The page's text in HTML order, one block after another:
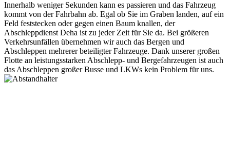
Innerhalb weniger Sekunden kann es passieren und das Fahrzeug
kommt von der Fahrbahn ab. Egal ob Sie im Graben landen, auf ein
Feld feststecken oder gegen einen Baum knallen, der
Abschleppdienst Deha ist zu jeder Zeit für Sie da. Bei größeren
Verkehrsunfällen übernehmen wir auch das Bergen und
Abschleppen mehrerer beteiligter Fahrzeuge. Dank unserer großen
Flotte an leistungsstarken Abschlepp- und Bergefahrzeugen ist auch
das Abschleppen großer Busse und LKWs kein Problem für uns.